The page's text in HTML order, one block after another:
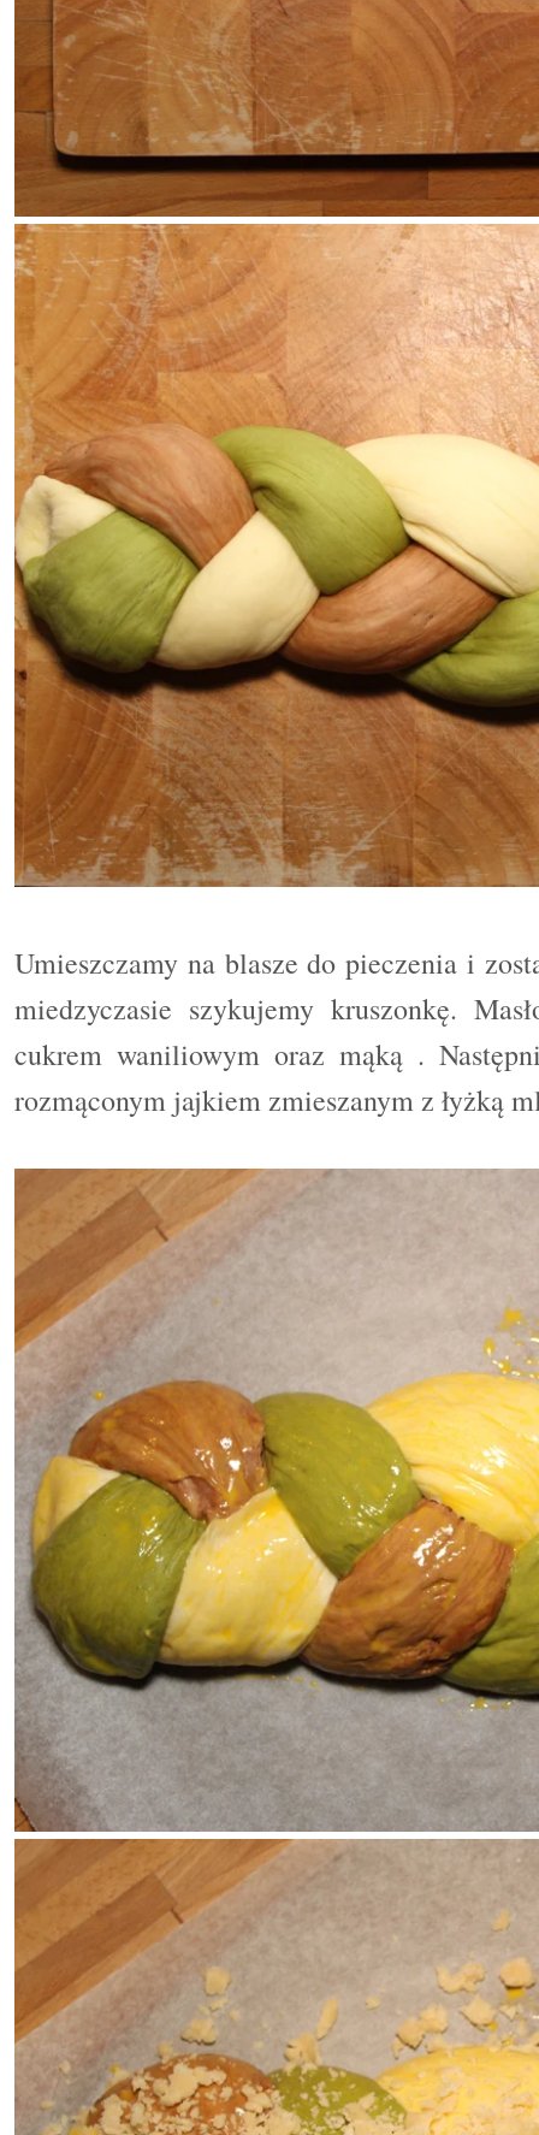
Umieszczamy na blasze do pieczenia i
miedzyczasie szykujemy kruszonkę.
cukrem waniliowym oraz mąką .
rozmąconym jajkiem zmieszanym z łyżką